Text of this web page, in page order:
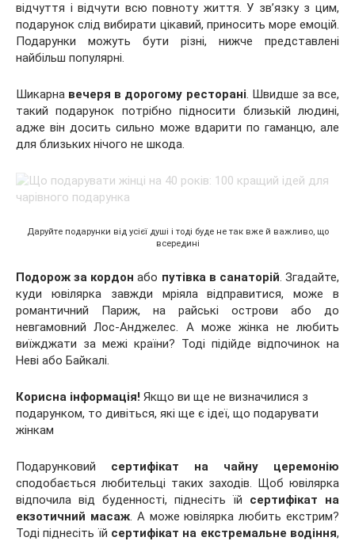
відчуття і відчути всю повноту життя. У зв’язку з цим,
подарунок слід вибирати цікавий, приносить море емоцій.
Подарунки можуть бути різні, нижче представлені
найбільш популярні.
Шикарна вечеря в дорогому ресторані. Швидше за все,
такий подарунок потрібно підносити близькій людині,
адже він досить сильно може вдарити по гаманцю, але
для близьких нічого не шкода.
Даруйте подарунки від усієї душі і тоді буде не так вже й важливо, що
всередині
Подорож за кордон або путівка в санаторій. Згадайте,
куди ювілярка завжди мріяла відправитися, може в
романтичний Париж, на райські острови або до
невгамовний Лос-Анджелес. А може жінка не любить
виїжджати за межі країни? Тоді підійде відпочинок на
Неві або Байкалі.
Корисна інформація! Якщо ви ще не визначилися з
подарунком, то дивіться, які ще є ідеї, що подарувати
жінкам
Подарунковий сертифікат на чайну церемонію
сподобається любительці таких заходів. Щоб ювілярка
відпочила від буденності, піднесіть їй сертифікат на
екзотичний масаж. А може ювілярка любить екстрим?
Тоді піднесіть їй сертифікат на екстремальне водіння,